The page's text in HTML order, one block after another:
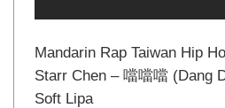
Mandarin Rap Taiwan Hip
Starr Chen – 噹噹噹 (Dang
Soft Lipa